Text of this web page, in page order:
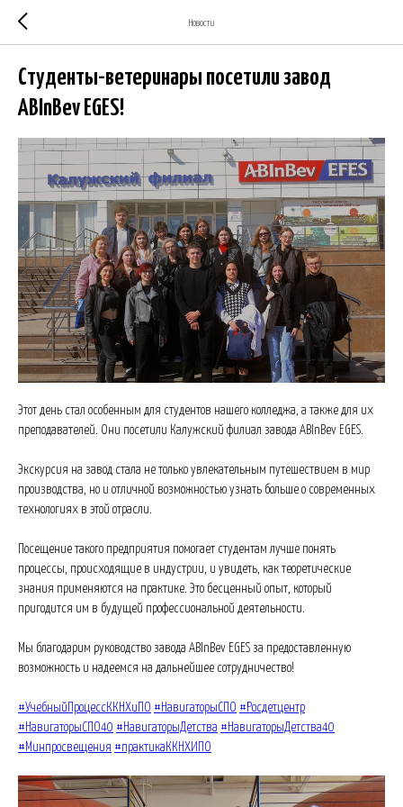
Новости
Студенты-ветеринары посетили завод
ABInBev EGES!
Этот день стал особенным для студентов нашего колледжа, а также для их
преподавателей. Они посетили Калужский филиал завода ABInBev EGES.
Экскурсия на завод стала не только увлекательным путешествием в мир
производства, но и отличной возможностью узнать больше о современных
технологиях в этой отрасли.
Посещение такого предприятия помогает студентам лучше понять
процессы, происходящие в индустрии, и увидеть, как теоретические
знания применяются на практике. Это бесценный опыт, который
пригодится им в будущей профессиональной деятельности.
Мы благодарим руководство завода ABInBev EGES за предоставленную
возможность и надеемся на дальнейшее сотрудничество!
#УчебныйПроцессККНХиПО #НавигаторыСПО #Росдетцентр
#НавигаторыСПО40 #НавигаторыДетства #НавигаторыДетства40
#Минпросвещения #практикаККНХИПО